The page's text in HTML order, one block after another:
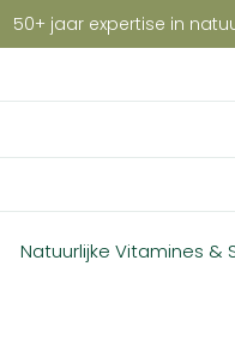
50+ jaar expertise in
Natuurlijke Vitamines &